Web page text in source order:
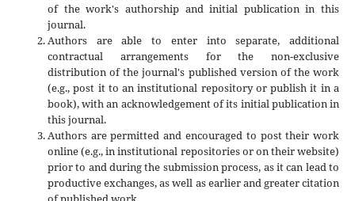
of the work's authorship and initial publication in this
journal.
Authors are able to enter into separate, additional
contractual arrangements for the non-exclusive
distribution of the journal's published version of the work
(e.g., post it to an institutional repository or publish it in a
book), with an acknowledgement of its initial publication in
this journal.
Authors are permitted and encouraged to post their work
online (e.g., in institutional repositories or on their website)
prior to and during the submission process, as it can lead to
productive exchanges, as well as earlier and greater citation